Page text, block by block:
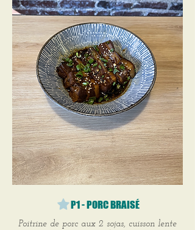
P1 - PORC BRAISÉ
Poitrine de porc aux 2 sojas, cuisson lente